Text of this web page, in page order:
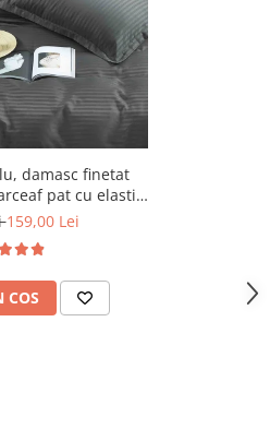
damasc finetat
pat cu elastic,
159,00 Lei
COS